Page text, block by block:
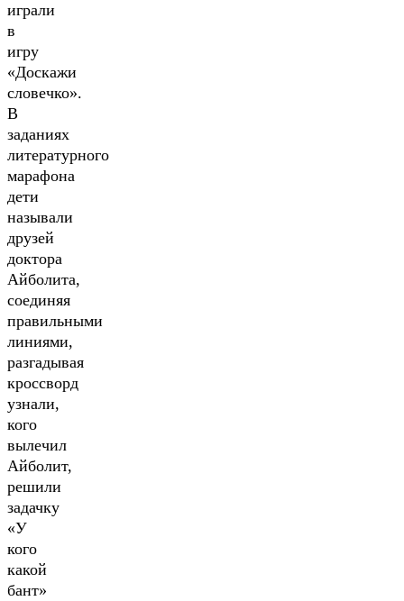
играли
в
игру
«Доскажи
словечко».
В
заданиях
литературного
марафона
дети
называли
друзей
доктора
Айболита,
соединяя
правильными
линиями,
разгадывая
кроссворд
узнали,
кого
вылечил
Айболит,
решили
задачку
«У
кого
какой
бант»